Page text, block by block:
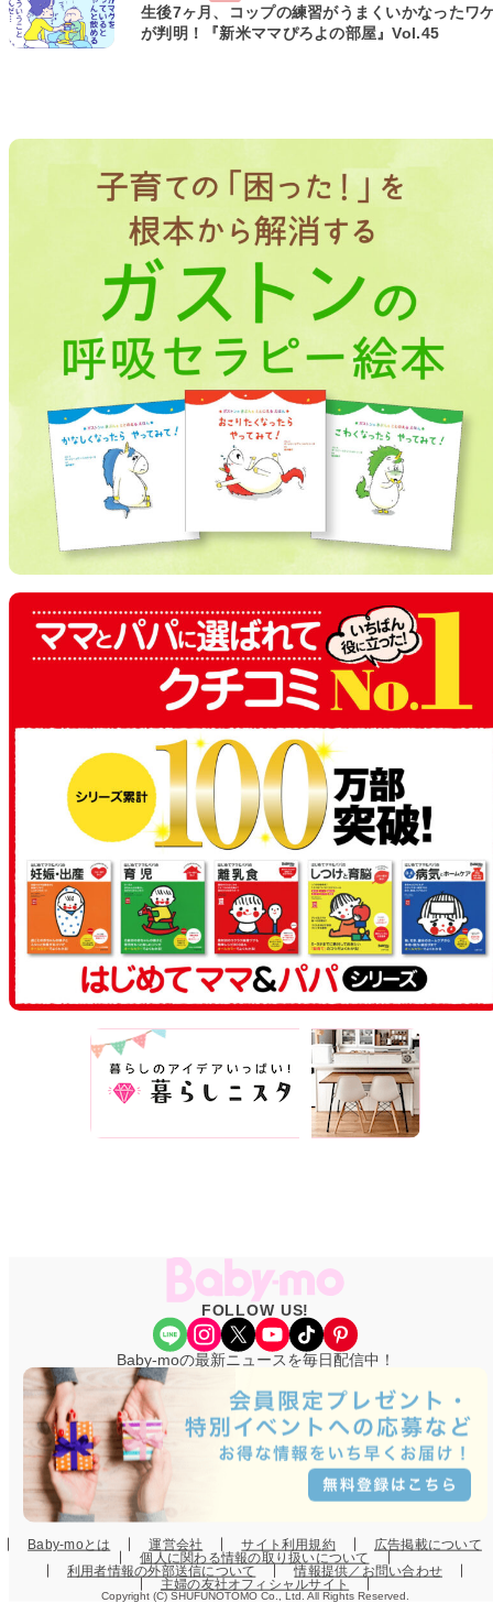
生後7ヶ月、コップの練習がうまくいかなったワ
が判明！『新米ママぴろよの部屋』Vol.45
FOLLOW US!
Share Icon Instagram X YouTube TikTok Pinterest
Baby-moの最新ニュースを毎日配信中！
Baby-moとは 運営会社 サイト利用規約
広告掲載について
個人に関わる情報の取り扱いについて
利用者情報の外部送信について
情報提供／お問い合わせ
主婦の友社オフィシャルサイト
Copyright (C) SHUFUNOTOMO Co., Ltd. All Rights Reserved.